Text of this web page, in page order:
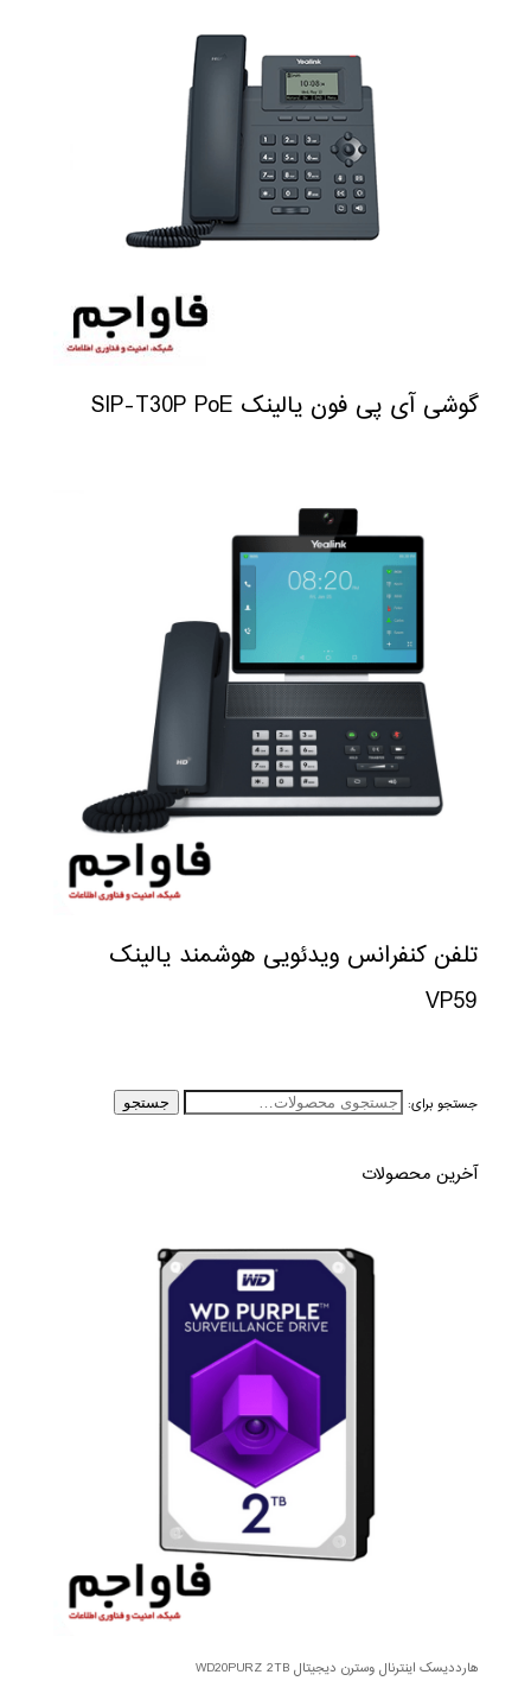
گوشی آی پی فون یالینک SIP-T30P PoE
تلفن کنفرانس ویدئویی هوشمند یالینک
VP59
جستجو برای: جستجو
آخرین محصولات
هارددیسک اینترنال وسترن دیجیتال WD20PURZ 2TB